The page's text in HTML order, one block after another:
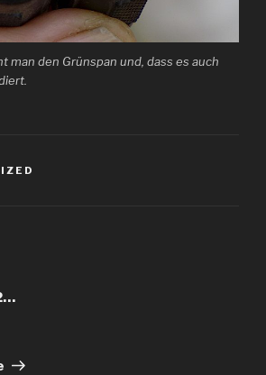
man den Grünspan und, dass es auch